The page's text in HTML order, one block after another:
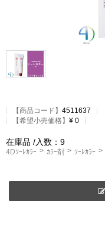
【商品コード 】 4511637
【希望小売価格】 ¥ 0
在庫品 /入数：9
4Dｿｰﾚｶﾗｰ ｶﾗｰ剤 ｿｰﾚｶﾗｰ